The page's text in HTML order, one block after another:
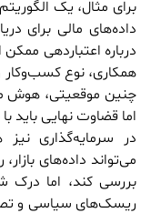
برای مثال، یک
داده‌های مالی برای
درباره اعتباردهی
همکاری، نوع
چنین موقعیتی، هوش
اما قضاوت نهایی باید
در سرمایه‌گذاری
می‌تواند داده‌های
بررسی کند، اما درک
ریسک‌های سیاسی و